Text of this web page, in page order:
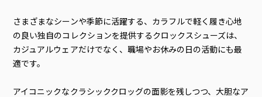
さまざまなシーンや季節に活躍する、カラフルで軽く履き心地
の良い独自のコレクションを提供するクロックスシューズは、
カジュアルウェアだけでなく、職場やお休みの日の活動にも最
適です。
アイコニックなクラシッククロッグの面影を残しつつ、大胆なア